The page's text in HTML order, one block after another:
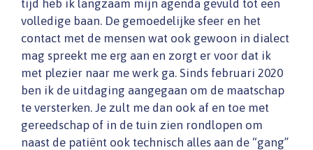
tijd heb ik langzaam mijn agenda gevuld tot een
volledige baan. De gemoedelijke sfeer en het
contact met de mensen wat ook gewoon in dialect
mag spreekt me erg aan en zorgt er voor dat ik
met plezier naar me werk ga. Sinds februari 2020
ben ik de uitdaging aangegaan om de maatschap
te versterken. Je zult me dan ook af en toe met
gereedschap of in de tuin zien rondlopen om
naast de patiënt ook technisch alles aan de “gang”